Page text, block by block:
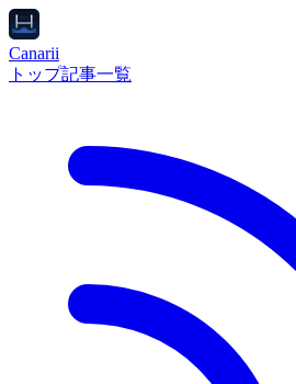
Canarii
トップ記事一覧